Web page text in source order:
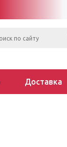
Доставка